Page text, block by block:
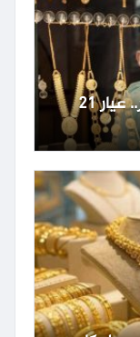
هبوط جديد يضرب الذهب في مصر.. عيار 21